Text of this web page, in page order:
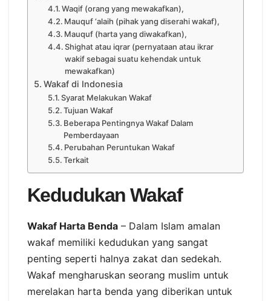
Waqif (orang yang mewakafkan),
Mauquf ‘alaih (pihak yang diserahi wakaf),
Mauquf (harta yang diwakafkan),
Shighat atau iqrar (pernyataan atau ikrar
wakif sebagai suatu kehendak untuk
mewakafkan)
Wakaf di Indonesia
Syarat Melakukan Wakaf
Tujuan Wakaf
Beberapa Pentingnya Wakaf Dalam
Pemberdayaan
Perubahan Peruntukan Wakaf
Terkait
Kedudukan Wakaf
Wakaf Harta Benda – Dalam Islam amalan
wakaf memiliki kedudukan yang sangat
penting seperti halnya zakat dan sedekah.
Wakaf mengharuskan seorang muslim untuk
merelakan harta benda yang diberikan untuk